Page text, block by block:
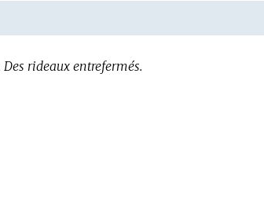
Des rideaux entrefermés.